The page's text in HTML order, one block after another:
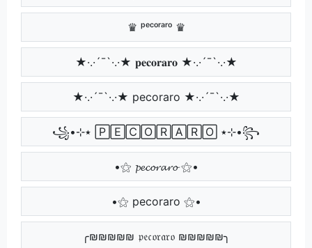
♛ ᵖᵉᶜᵒʳᵃʳᵒ ♛
★·.·´¯`·.·★ 𝐩𝐞𝐜𝐨𝐫𝐚𝐫𝐨 ★·.·´¯`·.·★
★·.·´¯`·.·★ pecoraro ★·.·´¯`·.·★
꧁•⊹٭ 🄿🄴🄲🄾🅁🄰🅁🄾 ٭⊹•꧂
•⚝ 𝓹𝓮𝓬𝓸𝓻𝓪𝓻𝓸 ⚝•
•⚝ pecoraro ⚝•
╭₪₪₪₪₪ 𝔭𝔢𝔠𝔬𝔯𝔞𝔯𝔬 ₪₪₪₪₪╮